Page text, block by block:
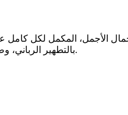
الأجمل، المكمل لكل كامل
بالتطهير الرباني، وصحابته المشرفين بالشهود العياني؛ وسلم من أثر شهود نفوسنا صلاتنا عليه تسليما. والحمد لله المنعم المفضل حمدا عميما.